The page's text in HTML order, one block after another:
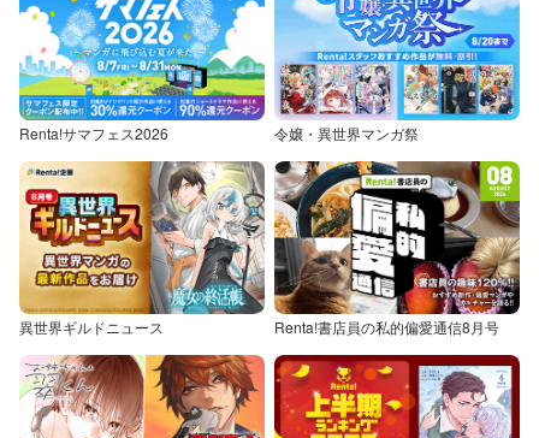
Renta!サマフェス2026 令嬢・異世界マンガ祭
異世界ギルドニュース Renta!書店員の私的偏愛通信8月号